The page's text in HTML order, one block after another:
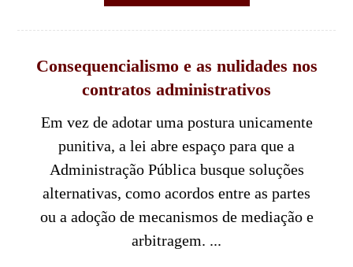
Consequencialismo e as nulidades nos
contratos administrativos
Em vez de adotar uma postura unicamente
punitiva, a lei abre espaço para que a
Administração Pública busque soluções
alternativas, como acordos entre as partes
ou a adoção de mecanismos de mediação e
arbitragem. ...